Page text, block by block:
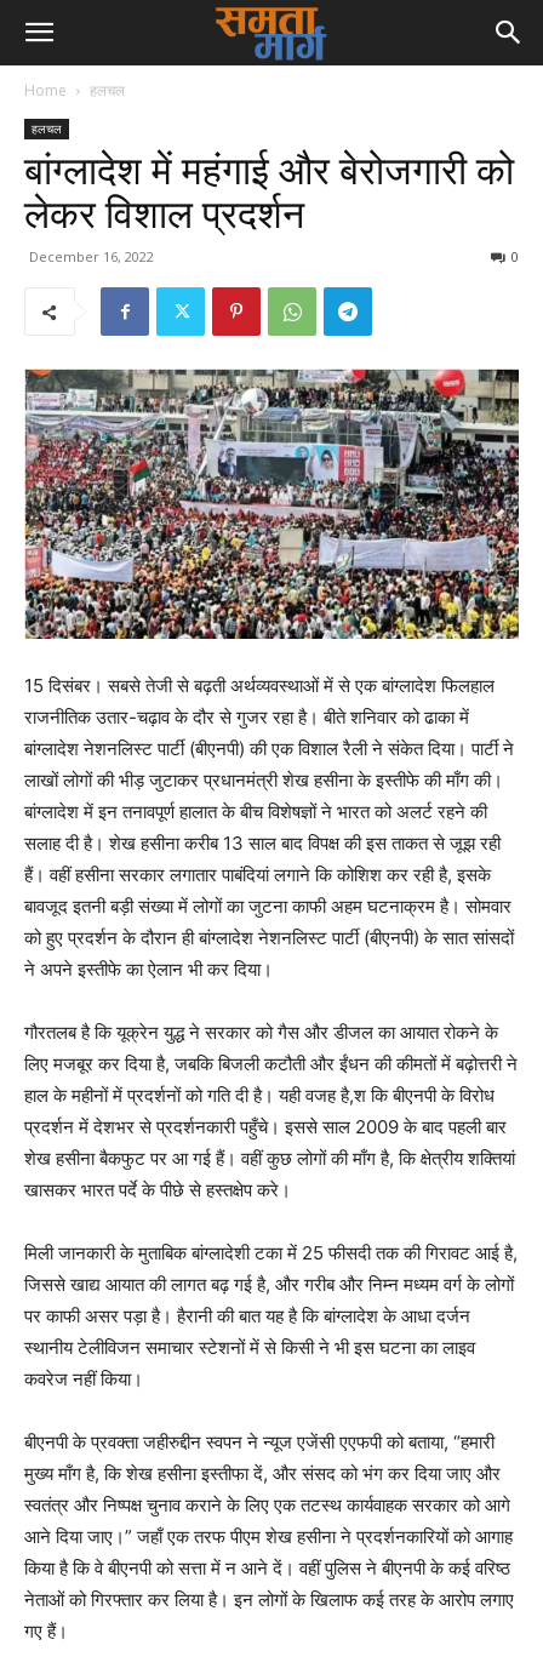
Home हलचल
हलचल
बांग्लादेश में महंगाई और बेरोजगारी को
लेकर विशाल प्रदर्शन
December 16, 2022 0
15 दिसंबर। सबसे तेजी से बढ़ती अर्थव्यवस्थाओं में से एक बांग्लादेश फिलहाल
राजनीतिक उतार-चढ़ाव के दौर से गुजर रहा है। बीते शनिवार को ढाका में
बांग्लादेश नेशनलिस्ट पार्टी (बीएनपी) की एक विशाल रैली ने संकेत दिया। पार्टी ने
लाखों लोगों की भीड़ जुटाकर प्रधानमंत्री शेख हसीना के इस्तीफे की माँग की।
बांग्‍लादेश में इन तनावपूर्ण हालात के बीच विशेषज्ञों ने भारत को अलर्ट रहने की
सलाह दी है। शेख हसीना करीब 13 साल बाद विपक्ष की इस ताकत से जूझ रही
हैं। वहीं हसीना सरकार लगातार पाबंदियां लगाने कि कोशिश कर रही है, इसके
बावजूद इतनी बड़ी संख्या में लोगों का जुटना काफी अहम घटनाक्रम है। सोमवार
को हुए प्रदर्शन के दौरान ही बांग्लादेश नेशनलिस्ट पार्टी (बीएनपी) के सात सांसदों
ने अपने इस्तीफे का ऐलान भी कर दिया।
गौरतलब है कि यूक्रेन युद्ध ने सरकार को गैस और डीजल का आयात रोकने के
लिए मजबूर कर दिया है, जबकि बिजली कटौती और ईंधन की कीमतों में बढ़ोत्तरी ने
हाल के महीनों में प्रदर्शनों को गति दी है। यही वजह है,श कि बीएनपी के विरोध
प्रदर्शन में देशभर से प्रदर्शनकारी पहुँचे। इससे साल 2009 के बाद पहली बार
शेख हसीना बैकफुट पर आ गई हैं। वहीं कुछ लोगों की माँग है, कि क्षेत्रीय शक्तियां
खासकर भारत पर्दे के पीछे से हस्‍तक्षेप करे।
मिली जानकारी के मुताबिक बांग्लादेशी टका में 25 फीसदी तक की गिरावट आई है,
जिससे खाद्य आयात की लागत बढ़ गई है, और गरीब और निम्न मध्यम वर्ग के लोगों
पर काफी असर पड़ा है। हैरानी की बात यह है कि बांग्लादेश के आधा दर्जन
स्थानीय टेलीविजन समाचार स्टेशनों में से किसी ने भी इस घटना का लाइव
कवरेज नहीं किया।
बीएनपी के प्रवक्ता जहीरुद्दीन स्वपन ने न्यूज एजेंसी एएफपी को बताया, “हमारी
मुख्य माँग है, कि शेख हसीना इस्तीफा दें, और संसद को भंग कर दिया जाए और
स्वतंत्र और निष्पक्ष चुनाव कराने के लिए एक तटस्थ कार्यवाहक सरकार को आगे
आने दिया जाए।” जहाँ एक तरफ पीएम शेख हसीना ने प्रदर्शनकारियों को आगाह
किया है कि वे बीएनपी को सत्ता में न आने दें। वहीं पुलिस ने बीएनपी के कई वरिष्‍ठ
नेताओं को गिरफ्तार कर लिया है। इन लोगों के खिलाफ कई तरह के आरोप लगाए
गए हैं।